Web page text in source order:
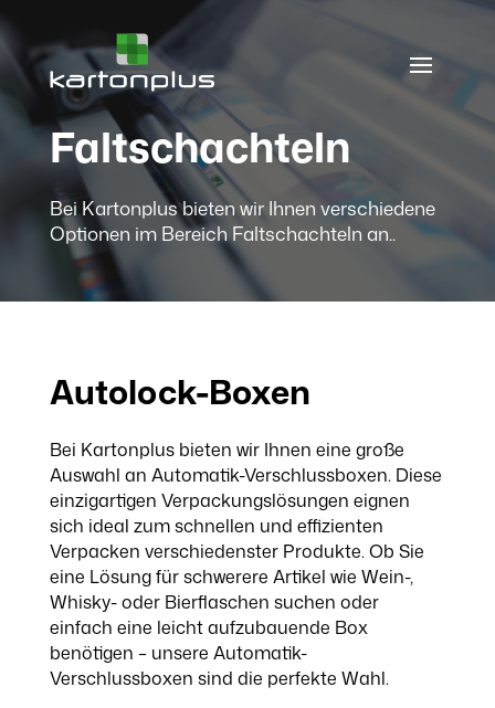
Faltschachteln
Bei Kartonplus bieten wir Ihnen verschiedene
Optionen im Bereich Faltschachteln an..
Autolock-Boxen
Bei Kartonplus bieten wir Ihnen eine große
Auswahl an Automatik-Verschlussboxen. Diese
einzigartigen Verpackungslösungen eignen
sich ideal zum schnellen und effizienten
Verpacken verschiedenster Produkte. Ob Sie
eine Lösung für schwerere Artikel wie Wein-,
Whisky- oder Bierflaschen suchen oder
einfach eine leicht aufzubauende Box
benötigen – unsere Automatik-
Verschlussboxen sind die perfekte Wahl.